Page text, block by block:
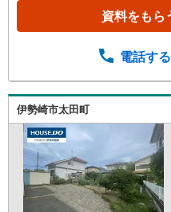
校まで徒歩10分（約
す 徒歩4分（約290m
（フレッセイ）、ド
（約980m）と、日々
た敷地で思い通りの住
につきましてはどう
資料をもら
電話する
伊勢崎市太田町